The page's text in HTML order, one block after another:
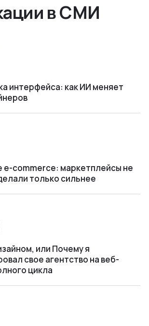
в СМИ
интерфейса: как ИИ меняет
e-commerce: маркетплейсы не
только сильнее
или Почему я
свое агентство на веб-
цикла